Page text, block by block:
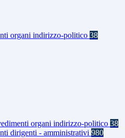
organi indirizzo-politico 38
organi indirizzo-politico 38
dirigenti - amministrativi 980